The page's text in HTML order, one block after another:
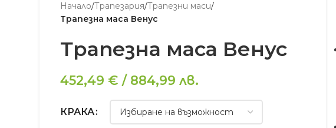
Начало/Трапезария/Трапезни маси/
Трапезна маса Венус
Трапезна маса Венус
452,49 € / 884,99лв.
КРАКА